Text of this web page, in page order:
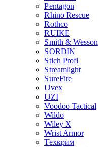
Pentagon
Rhino Rescue
Rothco
RUIKE
Smith & Wesson
SORDIN
Stich Profi
Streamlight
SureFire
Uvex
UZI
Voodoo Tactical
Wildo
Wiley X
Wrist Armor
Техкрим